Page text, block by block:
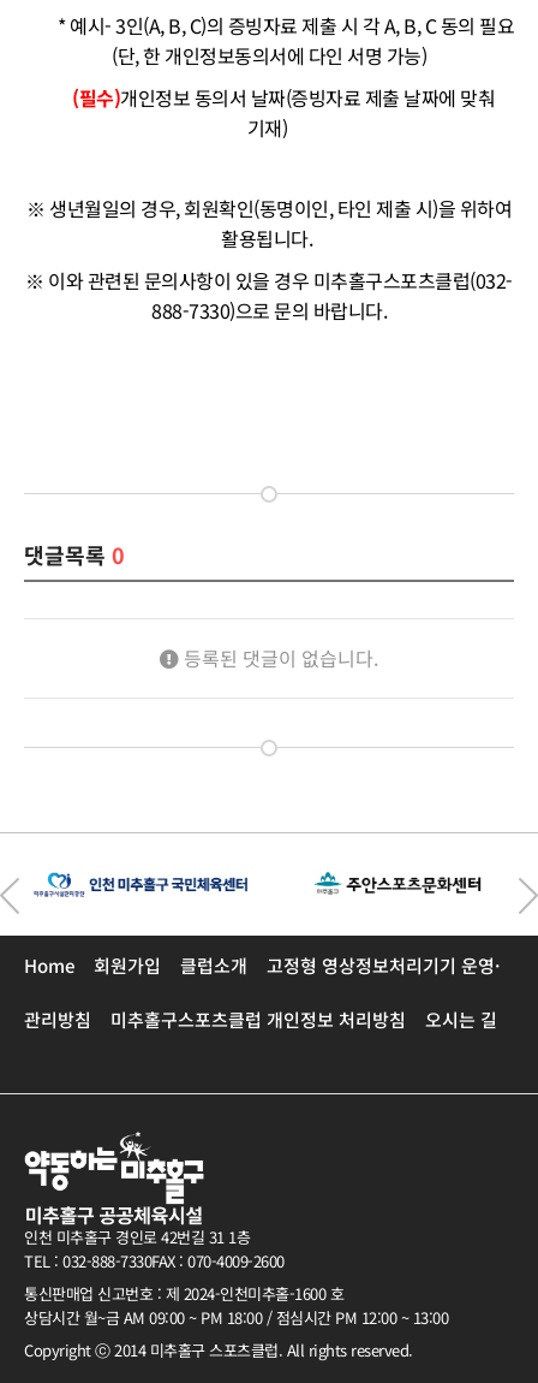
* 예시- 3인(A, B, C)의 증빙자료 제출 시 각 A, B, C 동의 필요
(단, 한 개인정보동의서에 다인 서명 가능)
(필수)개인정보 동의서 날짜(증빙자료 제출 날짜에 맞춰
기재)
※ 생년월일의 경우, 회원확인(동명이인, 타인 제출 시)을 위하여
활용됩니다.
※ 이와 관련된 문의사항이 있을 경우 미추홀구스포츠클럽(032-
888-7330)으로 문의 바랍니다.
댓글목록 0
등록된 댓글이 없습니다.
Home 회원가입 클럽소개 고정형 영상정보처리기기 운영·
관리방침 미추홀구스포츠클럽 개인정보 처리방침 오시는 길
인천 미추홀구 경인로 42번길 31 1층
TEL : 032-888-7330FAX : 070-4009-2600
통신판매업 신고번호 : 제 2024-인천미추홀-1600 호
상담시간 월~금 AM 09:00 ~ PM 18:00 / 점심시간 PM 12:00 ~ 13:00
Copyright ⓒ 2014 미추홀구 스포츠클럽. All rights reserved.